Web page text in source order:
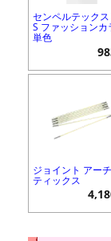
センペルテック
S ファッションカ
単色
ジョイント アー
ティックス